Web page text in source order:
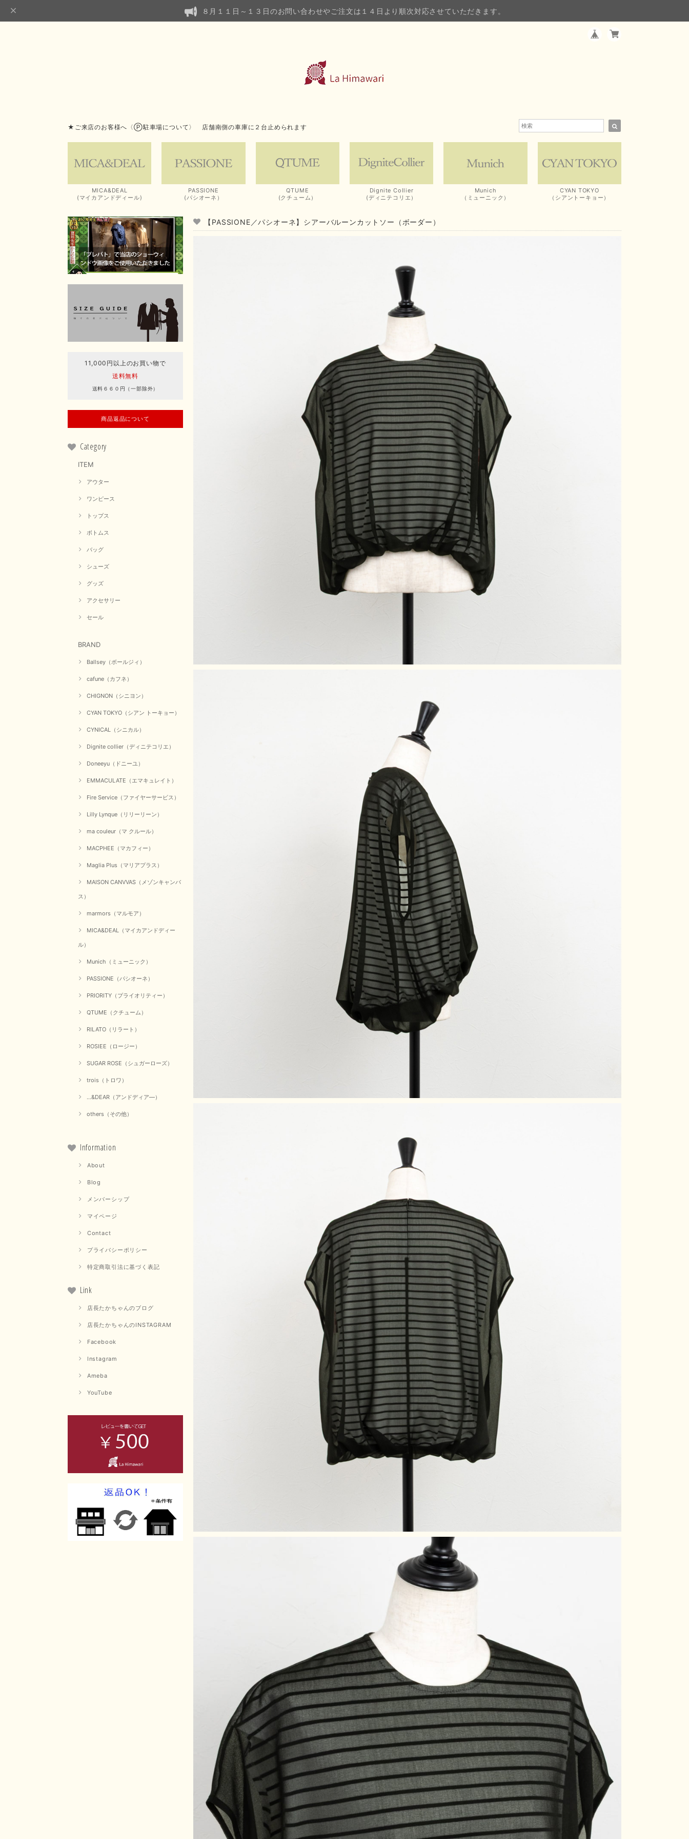
８月１１日～１３日のお問い合わせやご注文は１４日より順次対応させていただきます。
★ご来店のお客様へ〈Ⓟ駐車場について〉 店舗南側の車庫に２台止められます
MICA&DEAL
(マイカアンドディール)
PASSIONE
(パシオーネ）
QTUME
(クチューム）
Dignite Collier
(ディニテコリエ）
Munich
（ミューニック）
CYAN TOKYO
（シアントーキョー）
11,000円以上のお買い物で
送料無料
送料６６０円（一部除外）
商品返品について
Category
ITEM
アウター
ワンピース
トップス
ボトムス
バッグ
シューズ
グッズ
アクセサリー
セール
BRAND
Ballsey（ボールジィ）
cafune（カフネ）
CHIGNON（シニヨン）
CYAN TOKYO（シアン トーキョー）
CYNICAL（シニカル）
Dignite collier（ディニテコリエ）
Doneeyu（ドニーユ）
EMMACULATE（エマキュレイト）
Fire Service（ファイヤーサービス）
Lilly Lynque（リリーリーン）
ma couleur（マ クルール）
MACPHEE（マカフィー）
Maglia Plus（マリアプラス）
MAISON CANVVAS（メゾンキャンバ
ス）
marmors（マルモア）
MICA&DEAL（マイカアンドディー
ル）
Munich（ミューニック）
PASSIONE（パシオーネ）
PRIORITY（プライオリティー）
QTUME（クチューム）
RILATO（リラート）
ROSIEE（ロージー）
SUGAR ROSE（シュガーローズ）
trois（トロワ）
...&DEAR（アンドディア―）
others（その他）
Information
About
Blog
メンバーシップ
マイページ
Contact
プライバシーポリシー
特定商取引法に基づく表記
Link
店長たかちゃんのブログ
店長たかちゃんのINSTAGRAM
Facebook
Instagram
Ameba
YouTube
【PASSIONE／パシオーネ】シアーバルーンカットソー（ボーダー）